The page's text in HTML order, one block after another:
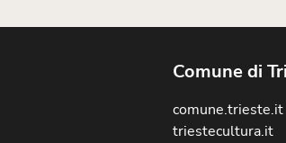
Comune di
comune.trieste.it
triestecultura.it